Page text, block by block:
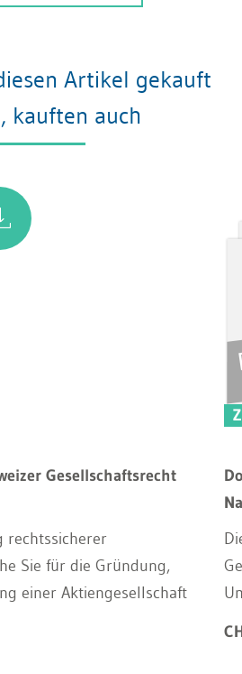
Artikel gekauft
kauften auch
Gesellschaftsrecht
rechtssicherer
Sie für die Gründung,
einer Aktiengesellschaft